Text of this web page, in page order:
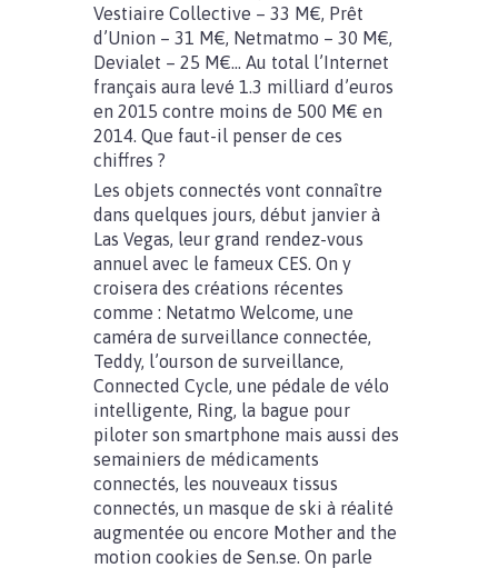
Vestiaire Collective – 33 M€, Prêt
d’Union – 31 M€, Netmatmo – 30 M€,
Devialet – 25 M€… Au total l’Internet
français aura levé 1.3 milliard d’euros
en 2015 contre moins de 500 M€ en
2014. Que faut-il penser de ces
chiffres ?
Les objets connectés vont connaître
dans quelques jours, début janvier à
Las Vegas, leur grand rendez-vous
annuel avec le fameux CES. On y
croisera des créations récentes
comme : Netatmo Welcome, une
caméra de surveillance connectée,
Teddy, l’ourson de surveillance,
Connected Cycle, une pédale de vélo
intelligente, Ring, la bague pour
piloter son smartphone mais aussi des
semainiers de médicaments
connectés, les nouveaux tissus
connectés, un masque de ski à réalité
augmentée ou encore Mother and the
motion cookies de Sen.se. On parle